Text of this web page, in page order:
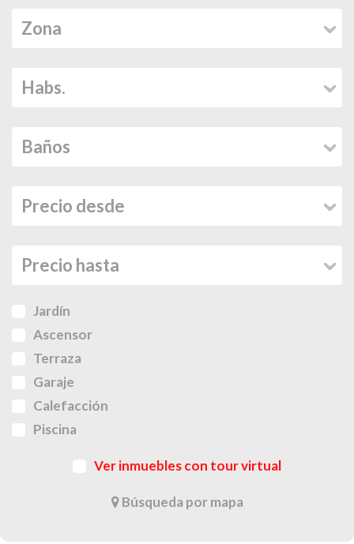
Jardín
Ascensor
Terraza
Garaje
Calefacción
Piscina
Ver inmuebles con tour virtual
Búsqueda por mapa